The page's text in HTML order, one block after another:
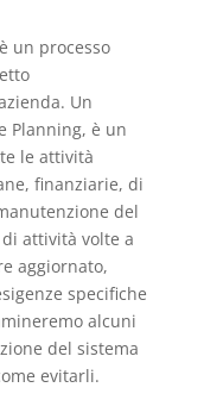
un processo
Un
Planning, è un
le attività
finanziarie, di
del
attività volte a
aggiornato,
specifiche
alcuni
del sistema
evitarli.